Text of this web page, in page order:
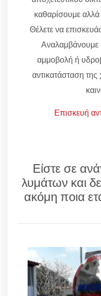
καθαρίσουμε
Θέλετε να
Αναλαμβάνουμε
αμμοβολή ή
αντικατάσταση
Επισκευή
Είστε σε
λυμάτων και
ακόμη ποια